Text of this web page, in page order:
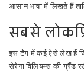
आसान भाषा में लिखते हैं
सबसे
इस टैग में कई ऐसे लेख हैं
सेरेना विलियम्स की ग्रैंड